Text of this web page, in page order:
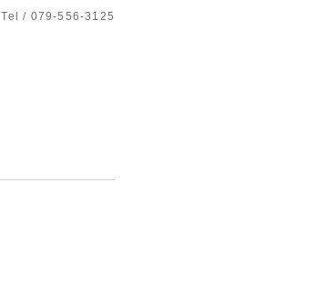
Tel / 079-556-3125